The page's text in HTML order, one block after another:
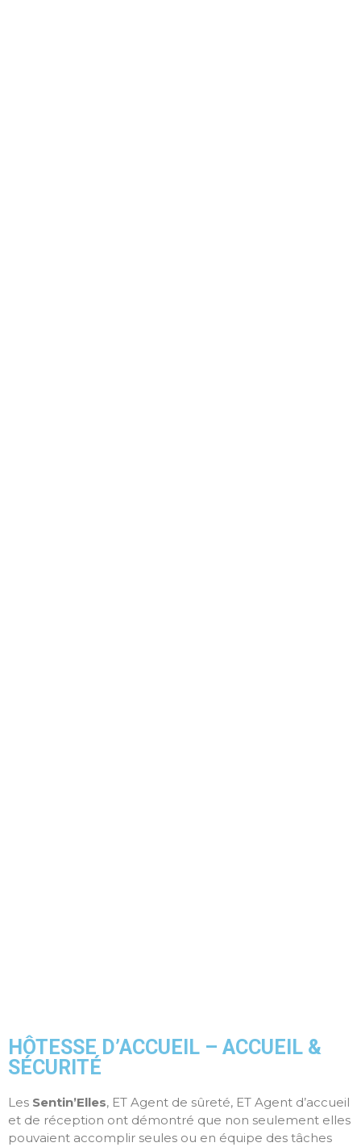
HÔTESSE D’ACCUEIL – ACCUEIL &
SÉCURITÉ
Les Sentin’Elles, ET Agent de sûreté, ET Agent d’accueil
et de réception ont démontré que non seulement elles
pouvaient accomplir seules ou en équipe des tâches